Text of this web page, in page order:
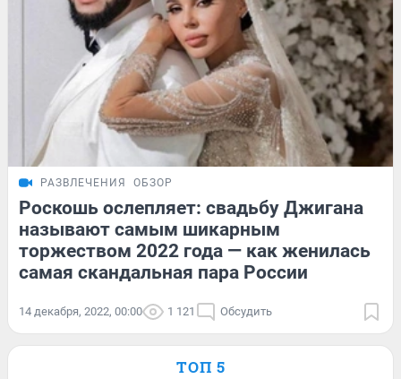
РАЗВЛЕЧЕНИЯ ОБЗОР
Роскошь ослепляет: свадьбу Джигана
называют самым шикарным
торжеством 2022 года — как женилась
самая скандальная пара России
14 декабря, 2022, 00:00 1 121 Обсудить
ТОП 5